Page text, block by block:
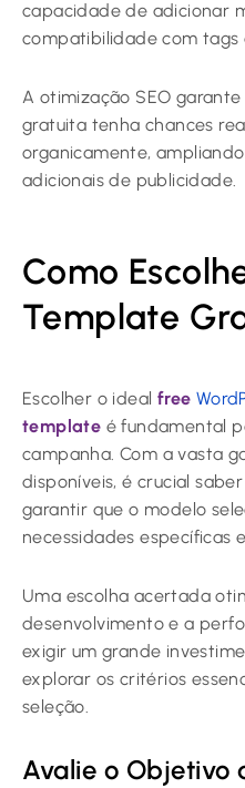
capacidade de adicionar
compatibilidade com tags
A otimização SEO
gratuita tenha chances
organicamente,
adicionais de publicidade.
Como
Template
Escolher o ideal free
template é fundamental
campanha. Com a vasta
disponíveis, é crucial
garantir que o modelo
necessidades específicas
Uma escolha acertada
desenvolvimento e a
exigir um grande
explorar os critérios
seleção.
Avalie o Objetivo